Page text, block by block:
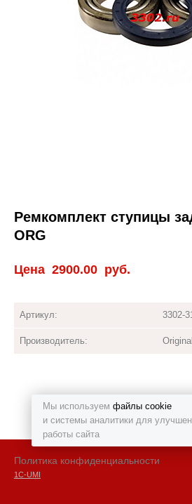
Мы используем файлы cookie
и системы аналитики для
работы сайта
Ремкомплект ступицы
ORG
Цена 2900.00 руб.
Артикул: 3302-
Производитель: Original
Политика конфиденциальности
1С-UMI